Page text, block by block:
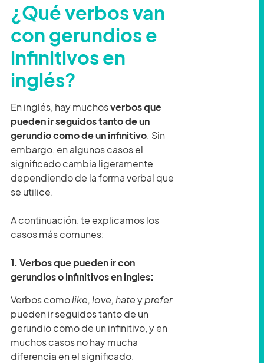
¿Qué verbos van
con gerundios e
infinitivos en
inglés?
En inglés, hay muchosverbos que
pueden ir seguidos tanto de un
gerundio como de un infinitivo. Sin
embargo, en algunos casos el
significado cambia ligeramente
dependiendo de la forma verbal que
se utilice.
A continuación, te explicamos los
casos más comunes:
1. Verbos que pueden ir con
gerundios o infinitivos en ingles:
Verbos comolike, love, hateyprefer
pueden ir seguidos tanto de un
gerundio como de un infinitivo, y en
muchos casos no hay mucha
diferencia en el significado.